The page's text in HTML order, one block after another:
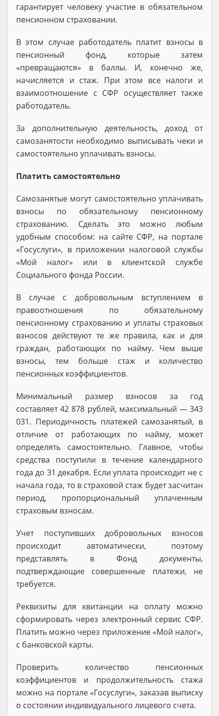
гарантирует человеку участие в обязательном
пенсионном страховании.
В этом случае работодатель платит взносы в
пенсионный фонд, которые затем
«превращаются» в баллы. И, конечно же,
начисляется и стаж. При этом все налоги и
взаимоотношение с СФР осуществляет также
работодатель.
За дополнительную деятельность, доход от
самозанятости необходимо выписывать чеки и
самостоятельно уплачивать взносы.
Платить самостоятельно
Самозанятые могут самостоятельно уплачивать
взносы по обязательному пенсионному
страхованию. Сделать это можно любым
удобным способом: на сайте СФР, на портале
«Госуслуги», в приложении налоговой службы
«Мой налог» или в клиентской службе
Социального фонда России.
В случае с добровольным вступлением в
правоотношения по обязательному
пенсионному страхованию и уплаты страховых
взносов действуют те же правила, как и для
граждан, работающих по найму. Чем выше
взносы, тем больше стаж и количество
пенсионных коэффициентов.
Минимальный размер взносов за год
составляет 42 878 рублей, максимальный — 343
031. Периодичность платежей самозанятый, в
отличие от работающих по найму, может
определять самостоятельно. Главное, чтобы
средства поступили в течение календарного
года до 31 декабря. Если уплата происходит не с
начала года, то в страховой стаж будет засчитан
период, пропорциональный уплаченным
страховым взносам.
Учет поступивших добровольных взносов
происходит автоматически, поэтому
представлять в Фонд документы,
подтверждающие совершенные платежи, не
требуется.
Реквизиты для квитанции на оплату можно
сформировать через электронный сервис СФР.
Платить можно через приложение «Мой налог»,
с банковской карты.
Проверить количество пенсионных
коэффициентов и продолжительность стажа
можно на портале «Госуслуги», заказав выписку
о состоянии индивидуального лицевого счета.